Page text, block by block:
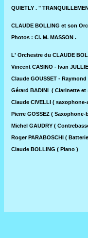
QUIETLY . "
CLAUDE BOLLING et son
Photos : Cl. M. MASSON .
L' Orchestre du CLAUDE
Vincent CASINO - Ivan
Claude GOUSSET -
Gérard BADINI ( Clarinette
Claude CIVELLI ( saxophone-
Pierre GOSSEZ ( Saxophone-
Michel GAUDRY (
Roger PARABOSCHI (
Claude BOLLING ( Piano )